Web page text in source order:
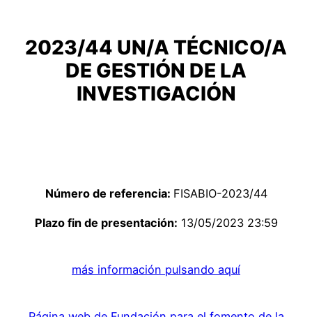
2023/44 UN/A TÉCNICO/A
DE GESTIÓN DE LA
INVESTIGACIÓN
Número de referencia: FISABIO-2023/44
Plazo fin de presentación: 13/05/2023 23:59
más información pulsando aquí